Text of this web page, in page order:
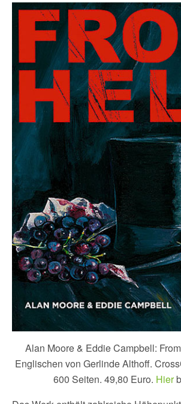
Alan Moore & Eddie Campbell:
Englischen von Gerlinde Althoff.
600 Seiten. 49,80 Euro. Hier